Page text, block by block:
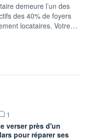
demeure l’un des
des 40% de foyers
locataires. Votre…
par
1
verser près d'un
pour réparer ses